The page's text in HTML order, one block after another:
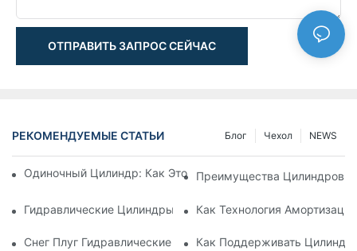
ОТПРАВИТЬ ЗАПРОС СЕЙЧАС
РЕКОМЕНДУЕМЫЕ СТАТЬИ NEWS
Чехол
Блог
Одиночный Цилиндр: Как Это Работает & Общие
Преимущества Цилиндров
Гидравлические Цилиндры С Амортизацией:
Как Технология
Снег Плуг Гидравлические Цилиндры: Основные
Как Поддерживать Цилиндр